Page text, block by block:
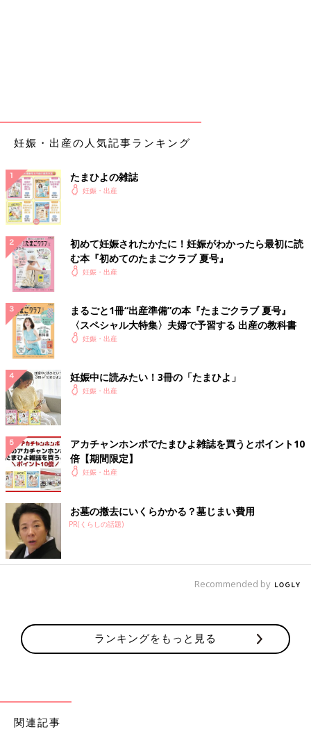
流が悪くなり、子宮が収縮しやすくなります。
少数だけど危険なケース
●絨毛膜羊膜炎（じゅうもうまくようまくえん）
「腟炎（ちつえん）」や「子宮頸管炎（しきゅうけいかんえ
細菌が卵膜（らんまく）まで達して炎症が起こる症状。おりもの
の色やにおいの異常が、前兆の場合も。強い子宮収縮や破水を招
き、流産・早産につながる恐れが。
ほかにもこんなケースで起こることも
子宮筋腫（しきゅうきんしゅ）がある、膀胱炎（ぼうこうえ
ん）、尿路感染症、便秘などで張りが起こることがあります。
緊急度の見分け方チャート
妊娠・出産の人気記事ランキング
たまひよの雑誌
妊娠・出産
初めて妊娠されたかたに！妊娠がわかったら最初に読
む本『初めてのたまごクラブ 夏号』
妊娠・出産
まるごと1冊“出産準備”の本『たまごクラブ 夏号』
〈スペシャル大特集〉夫婦で予習する 出産の教科書
妊娠・出産
妊娠中に読みたい！3冊の「たまひよ」
妊娠・出産
アカチャンホンポでたまひよ雑誌を買うとポイント10
倍【期間限定】
妊娠・出産
お墓の撤去にいくらかかる？墓じまい費用
PR(くらしの話題)
Recommended by
ランキングをもっと見る
関連記事